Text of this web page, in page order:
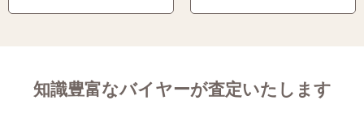
知識豊富なバイヤーが査定いたします